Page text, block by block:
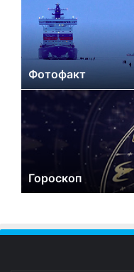
Фотофакт
Гороскоп